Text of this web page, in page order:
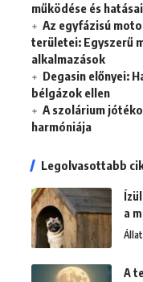
működése és
Az egyfázisú
területei: Egyszerű
alkalmazások
Degasin előnyei:
bélgázok ellen
A szolárium
harmóniája
Legolvasottabb
a
A